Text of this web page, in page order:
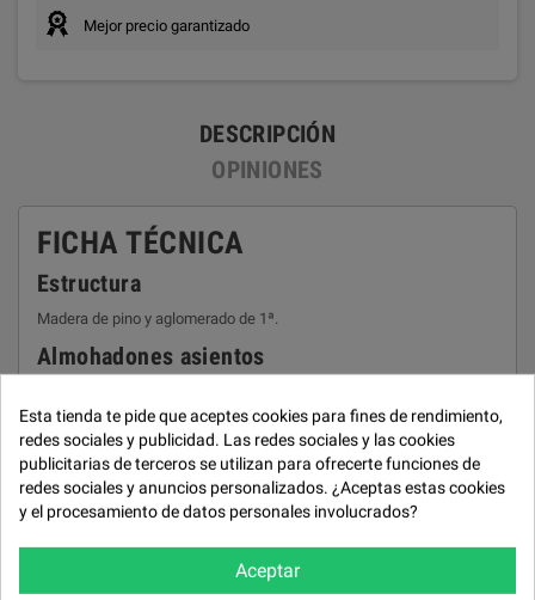
Mejor precio garantizado
DESCRIPCIÓN
OPINIONES
FICHA TÉCNICA
Estructura
Madera de pino y aglomerado de 1ª.
Almohadones asientos
Almohadones respaldos
Fibra hueca garantizada.
Almohadones brazos
Esta tienda te pide que aceptes cookies para fines de rendimiento,
redes sociales y publicidad. Las redes sociales y las cookies
publicitarias de terceros se utilizan para ofrecerte funciones de
redes sociales y anuncios personalizados. ¿Aceptas estas cookies
y el procesamiento de datos personales involucrados?
Aceptar